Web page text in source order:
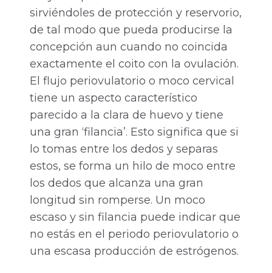
sirviéndoles de protección y reservorio,
de tal modo que pueda producirse la
concepción aun cuando no coincida
exactamente el coito con la ovulación.
El flujo periovulatorio o moco cervical
tiene un aspecto característico
parecido a la clara de huevo y tiene
una gran ‘filancia’. Esto significa que si
lo tomas entre los dedos y separas
estos, se forma un hilo de moco entre
los dedos que alcanza una gran
longitud sin romperse. Un moco
escaso y sin filancia puede indicar que
no estás en el periodo periovulatorio o
una escasa producción de estrógenos.